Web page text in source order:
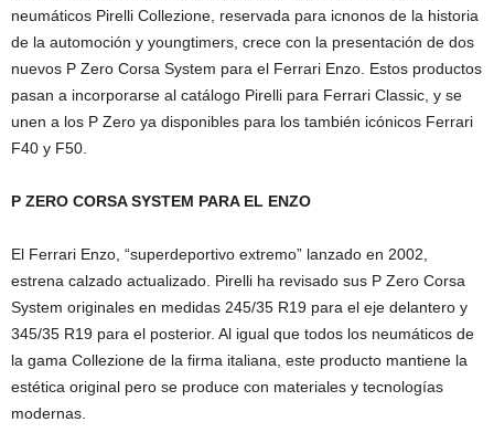
neumáticos Pirelli Collezione, reservada para icnonos de la historia
de la automoción y youngtimers, crece con la presentación de dos
nuevos P Zero Corsa System para el Ferrari Enzo. Estos productos
pasan a incorporarse al catálogo Pirelli para Ferrari Classic, y se
unen a los P Zero ya disponibles para los también icónicos Ferrari
F40 y F50.
P ZERO CORSA SYSTEM PARA EL ENZO
El Ferrari Enzo, “superdeportivo extremo” lanzado en 2002,
estrena calzado actualizado. Pirelli ha revisado sus P Zero Corsa
System originales en medidas 245/35 R19 para el eje delantero y
345/35 R19 para el posterior. Al igual que todos los neumáticos de
la gama Collezione de la firma italiana, este producto mantiene la
estética original pero se produce con materiales y tecnologías
modernas.